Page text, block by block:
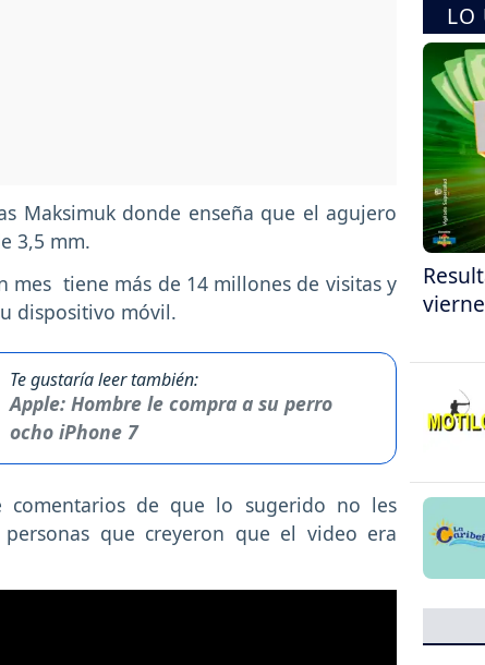
Maksimuk donde enseña que el agujero
3,5 mm.
mes tiene más de 14 millones de visitas y
dispositivo móvil.
Te gustaría leer también:
Apple: Hombre le compra a su perro
ocho iPhone 7
de que lo sugerido no les
que creyeron que el video era
LO